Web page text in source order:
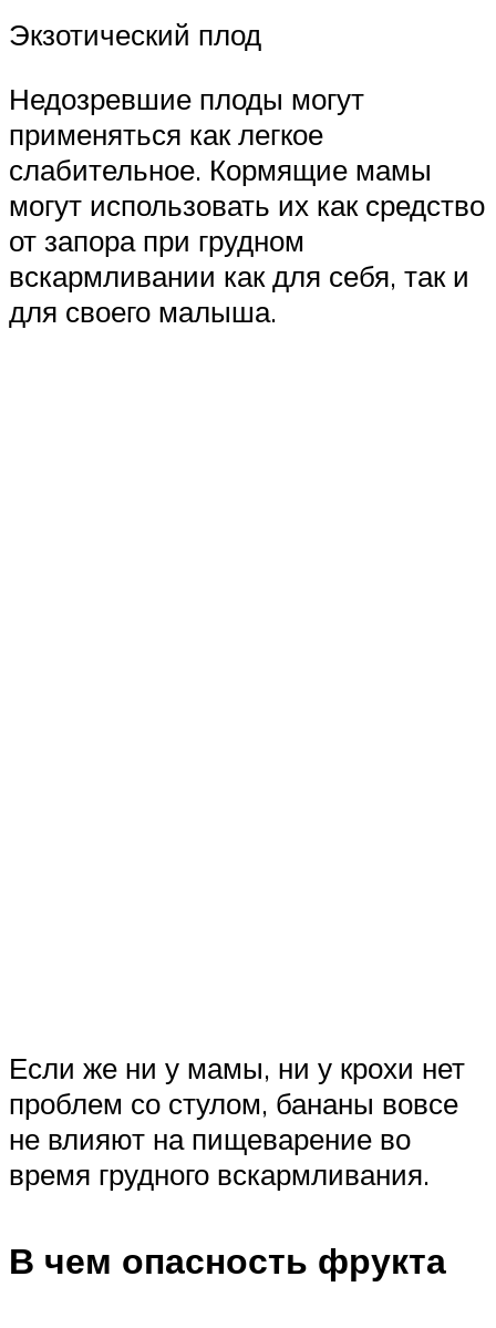
Экзотический плод
Недозревшие плоды могут
применяться как легкое
слабительное. Кормящие мамы
могут использовать их как средство
от запора при грудном
вскармливании как для себя, так и
для своего малыша.
Если же ни у мамы, ни у крохи нет
проблем со стулом, бананы вовсе
не влияют на пищеварение во
время грудного вскармливания.
В чем опасность фрукта